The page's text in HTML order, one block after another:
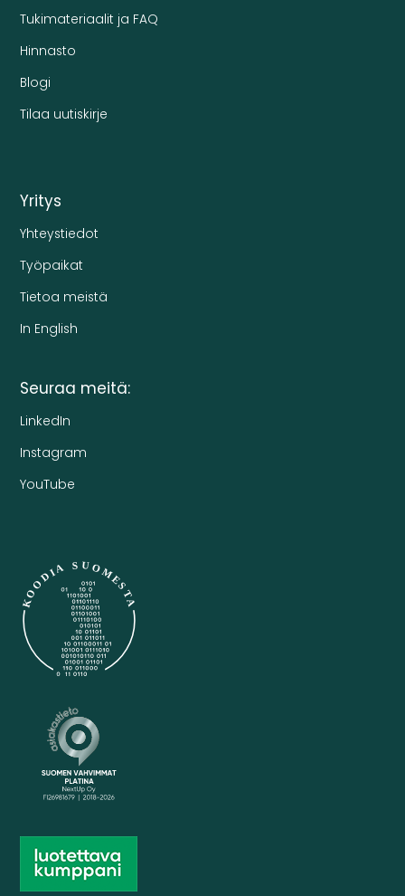
Tukimateriaalit ja FAQ
Hinnasto
Blogi
Tilaa uutiskirje
Yritys
Yhteystiedot
Työpaikat
Tietoa meistä
In English
Seuraa meitä:
LinkedIn
Instagram
YouTube